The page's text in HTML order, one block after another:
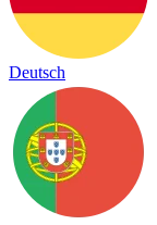
Deutsch